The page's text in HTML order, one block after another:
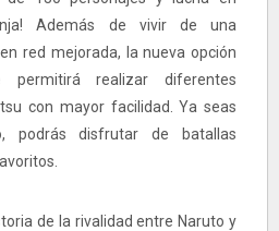
Además de vivir de una
red mejorada, la nueva opción
realizar diferentes
con mayor facilidad. Ya seas
podrás disfrutar de batallas
de la rivalidad entre Naruto y